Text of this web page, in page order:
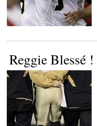
Reggie Blessé !